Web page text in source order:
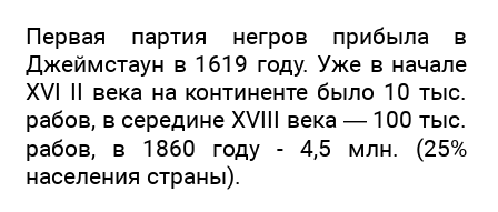
Первая партия негров прибыла в
Джеймстаун в 1619 году. Уже в начале
XVI II века на континенте было 10 тыс.
рабов, в середине XVIII века — 100 тыс.
рабов, в 1860 году - 4,5 млн. (25%
населения страны).